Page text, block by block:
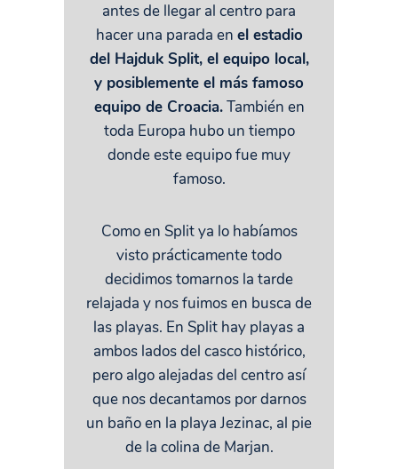
antes de llegar al centro para
hacer una parada en el estadio
del Hajduk Split, el equipo local,
y posiblemente el más famoso
equipo de Croacia.También en
toda Europa hubo un tiempo
donde este equipo fue muy
famoso.
Como en Split ya lo habíamos
visto prácticamente todo
decidimos tomarnos la tarde
relajada y nos fuimos en busca de
las playas. En Split hay playas a
ambos lados del casco histórico,
pero algo alejadas del centro así
que nos decantamos por darnos
un baño en la playa Jezinac, al pie
de la colina de Marjan.